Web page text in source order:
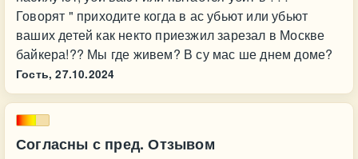
Говорят " приходите когда в ас убьют или убьют
ваших детей как некто приезжил зарезал в Москве
байкера!?? Мы где живем? В су мас ше днем доме?
Гость, 27.10.2024
Согласны с пред. Отзывом